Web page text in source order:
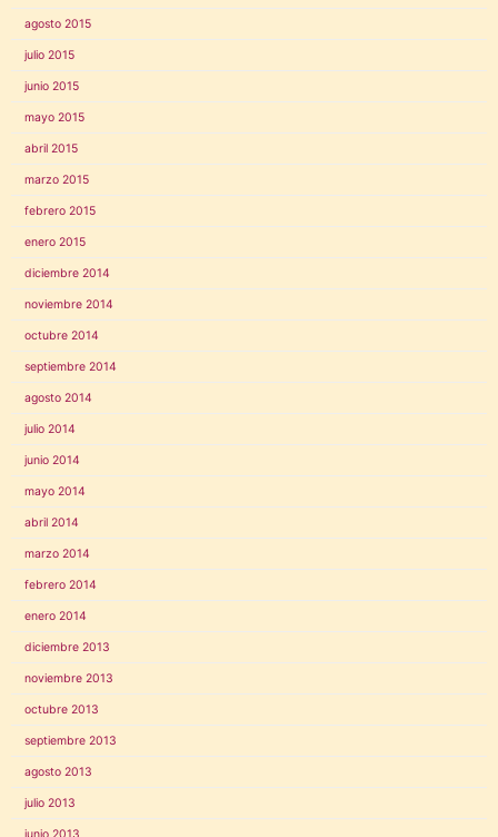
agosto 2015
julio 2015
junio 2015
mayo 2015
abril 2015
marzo 2015
febrero 2015
enero 2015
diciembre 2014
noviembre 2014
octubre 2014
septiembre 2014
agosto 2014
julio 2014
junio 2014
mayo 2014
abril 2014
marzo 2014
febrero 2014
enero 2014
diciembre 2013
noviembre 2013
octubre 2013
septiembre 2013
agosto 2013
julio 2013